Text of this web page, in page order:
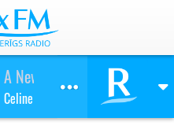
A New Day Has Come
Celine Dion